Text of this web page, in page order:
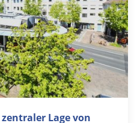
Lage von